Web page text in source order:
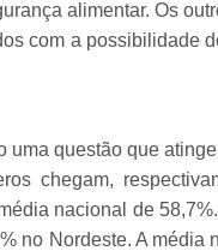
alimentar. Os
com a possibilidade
uma questão que
chegam,
nacional de
no Nordeste. A média